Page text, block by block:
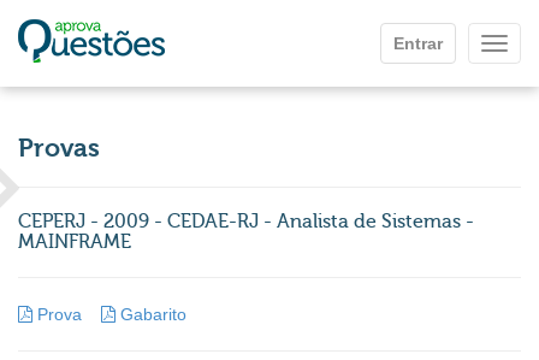
Entrar
Provas
CEPERJ - 2009 - CEDAE-RJ - Analista de Sistemas -
MAINFRAME
Prova Gabarito